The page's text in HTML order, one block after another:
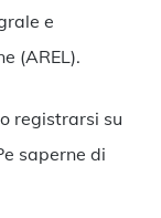
e
(AREL).
registrarsi su
saperne di